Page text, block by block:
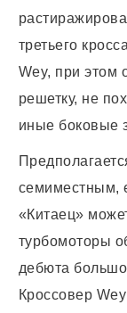
третьего
Wey, при этом
решетку, не
иные боковые
семиместным,
«Китаец»
турбомоторы
дебюта
Кроссовер